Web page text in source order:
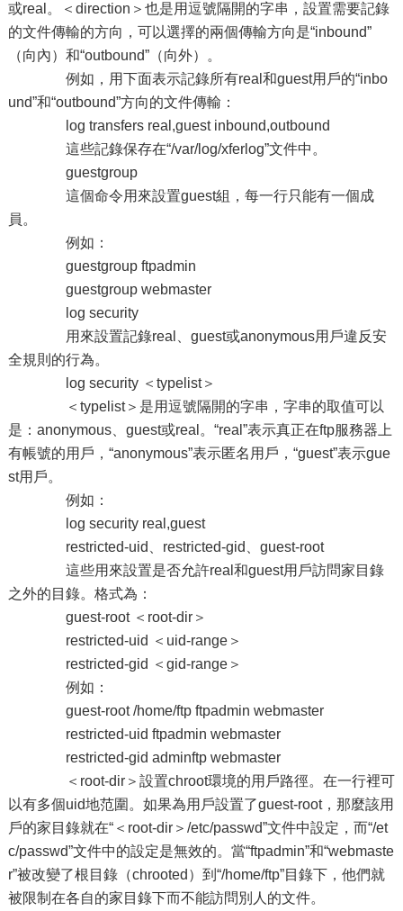
或real。＜direction＞也是用逗號隔開的字串，設置需要記錄
的文件傳輸的方向，可以選擇的兩個傳輸方向是“inbound”
（向內）和“outbound”（向外）。
例如，用下面表示記錄所有real和guest用戶的“inbo
und”和“outbound”方向的文件傳輸：
log transfers real,guest inbound,outbound
這些記錄保存在“/var/log/xferlog”文件中。
guestgroup
這個命令用來設置guest組，每一行只能有一個成
員。
例如：
guestgroup ftpadmin
guestgroup webmaster
log security
用來設置記錄real、guest或anonymous用戶違反安
全規則的行為。
log security ＜typelist＞
＜typelist＞是用逗號隔開的字串，字串的取值可以
是：anonymous、guest或real。“real”表示真正在ftp服務器上
有帳號的用戶，“anonymous”表示匿名用戶，“guest”表示gue
st用戶。
例如：
log security real,guest
restricted-uid、restricted-gid、guest-root
這些用來設置是否允許real和guest用戶訪問家目錄
之外的目錄。格式為：
guest-root ＜root-dir＞
restricted-uid ＜uid-range＞
restricted-gid ＜gid-range＞
例如：
guest-root /home/ftp ftpadmin webmaster
restricted-uid ftpadmin webmaster
restricted-gid adminftp webmaster
＜root-dir＞設置chroot環境的用戶路徑。在一行裡可
以有多個uid地范圍。如果為用戶設置了guest-root，那麼該用
戶的家目錄就在“＜root-dir＞/etc/passwd”文件中設定，而“/et
c/passwd”文件中的設定是無效的。當“ftpadmin”和“webmaste
r”被改變了根目錄（chrooted）到“/home/ftp”目錄下，他們就
被限制在各自的家目錄下而不能訪問別人的文件。